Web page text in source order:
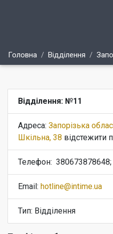
Головна Відділення
Відділення: №11
Адреса: Запорізька
Шкільна, 38 відстежити
Телефон: 380673878648;
Email: hotline@intime.ua
Тип: Відділення